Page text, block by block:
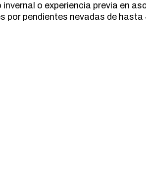
o experiencia previa en
por pendientes nevadas de hasta